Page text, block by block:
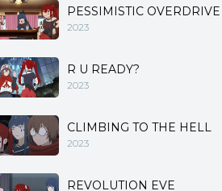
PESSIMISTIC OVERDRIVE
2023
R U READY?
2023
CLIMBING TO THE HELL
2023
REVOLUTION EVE